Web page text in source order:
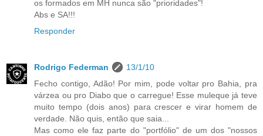
os formados em MH nunca são "prioridades"!
Abs e SA!!!
Responder
Rodrigo Federman
13/1/10
Fecho contigo, Adão! Por mim, pode voltar pro Bahia, pra
várzea ou pro Diabo que o carregue! Esse muleque já teve
muito tempo (dois anos) para crescer e virar homem de
verdade. Não quis, então que saia...
Mas como ele faz parte do "portfólio" de um dos "nossos